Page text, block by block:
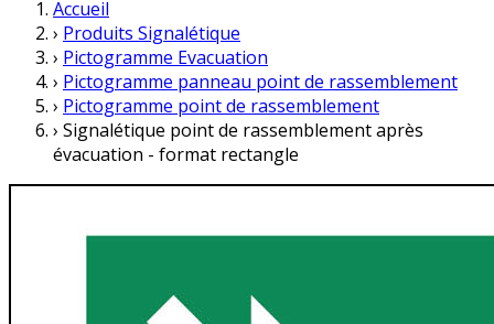
Accueil
› Produits Signalétique
› Pictogramme Evacuation
› Pictogramme panneau point de rassemblement
› Pictogramme point de rassemblement
› Signalétique point de rassemblement après
évacuation - format rectangle